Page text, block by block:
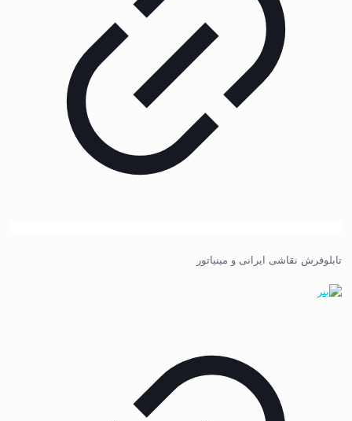
تابلوفرش نقاشی ایرانی و مینیاتور